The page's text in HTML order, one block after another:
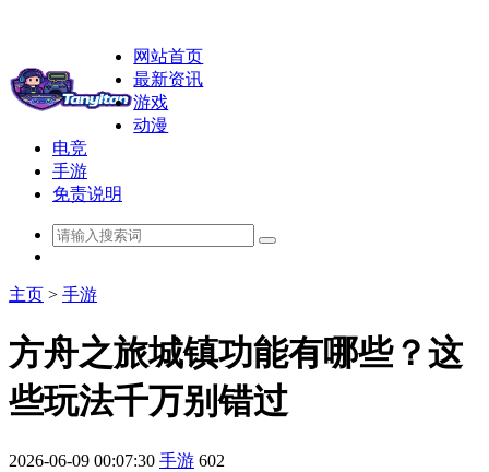
网站首页
最新资讯
游戏
动漫
电竞
手游
免责说明
主页 > 手游
方舟之旅城镇功能有哪些？这
些玩法千万别错过
2026-06-09 00:07:30 手游 602